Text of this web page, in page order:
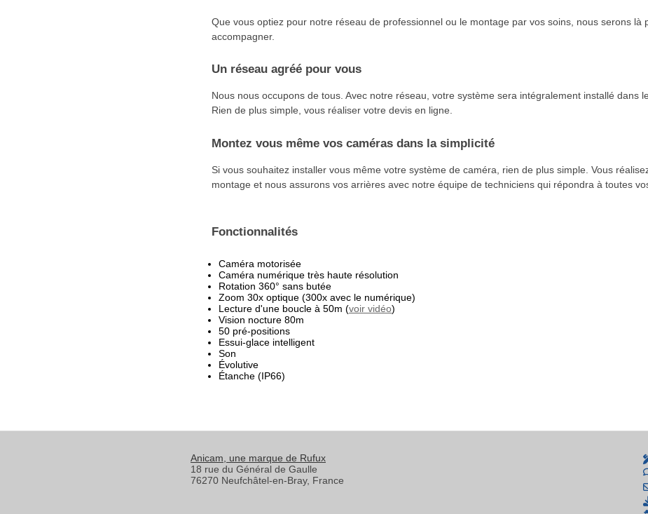
Que vous optiez pour notre réseau de professionnel ou le montage par vos soins, nous serons là
accompagner.
Un réseau agréé pour vous
Nous nous occupons de tous. Avec notre réseau, votre système sera intégralement installé dans
Rien de plus simple, vous réaliser votre devis en ligne.
Montez vous même vos caméras dans la simplicité
Si vous souhaitez installer vous même votre système de caméra, rien de plus simple. Vous
montage et nous assurons vos arrières avec notre équipe de techniciens qui répondra à toutes
Fonctionnalités
Caméra motorisée
Caméra numérique très haute résolution
Rotation 360° sans butée
Zoom 30x optique (300x avec le numérique)
Lecture d'une boucle à 50m (voir vidéo)
Vision nocture 80m
50 pré-positions
Essui-glace intelligent
Son
Évolutive
Étanche (IP66)
Anicam , une marque de Rufux
18 rue du Général de Gaulle
76270 Neufchâtel-en-Bray, France